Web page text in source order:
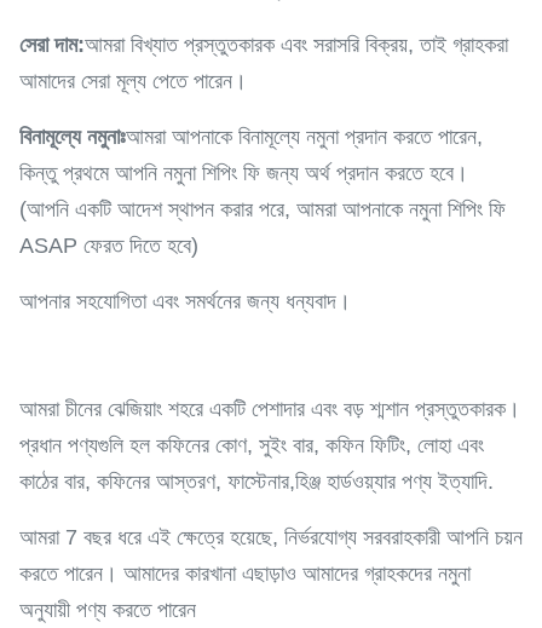
সেরা দাম:আমরা বিখ্যাত প্রস্তুতকারক এবং সরাসরি বিক্রয়, তাই গ্রাহকরা
আমাদের সেরা মূল্য পেতে পারেন।
বিনামূল্যে নমুনাঃআমরা আপনাকে বিনামূল্যে নমুনা প্রদান করতে পারেন,
কিন্তু প্রথমে আপনি নমুনা শিপিং ফি জন্য অর্থ প্রদান করতে হবে।
(আপনি একটি আদেশ স্থাপন করার পরে, আমরা আপনাকে নমুনা শিপিং ফি
ASAP ফেরত দিতে হবে)
আপনার সহযোগিতা এবং সমর্থনের জন্য ধন্যবাদ।
আমরা চীনের ঝেজিয়াং শহরে একটি পেশাদার এবং বড় শ্মশান প্রস্তুতকারক।
প্রধান পণ্যগুলি হল কফিনের কোণ, সুইং বার, কফিন ফিটিং, লোহা এবং
কাঠের বার, কফিনের আস্তরণ, ফাস্টেনার,হিঞ্জ হার্ডওয়্যার পণ্য ইত্যাদি.
আমরা 7 বছর ধরে এই ক্ষেত্রে হয়েছে, নির্ভরযোগ্য সরবরাহকারী আপনি চয়ন
করতে পারেন। আমাদের কারখানা এছাড়াও আমাদের গ্রাহকদের নমুনা
অনুযায়ী পণ্য করতে পারেন